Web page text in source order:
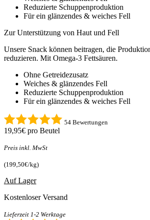
Reduzierte Schuppenproduktion
Für ein glänzendes & weiches Fell
Zur Unterstützung von Haut und Fell
Unsere Snack können beitragen, die
reduzieren. Mit Omega-3 Fettsäuren.
Ohne Getreidezusatz
Weiches & glänzendes Fell
Reduzierte Schuppenproduktion
Für ein glänzendes & weiches Fell
54 Bewertungen
19,95€ pro Beutel
Preis inkl. MwSt
(199,50€/kg)
Auf Lager
Kostenloser Versand
Lieferzeit 1-2 Werktage